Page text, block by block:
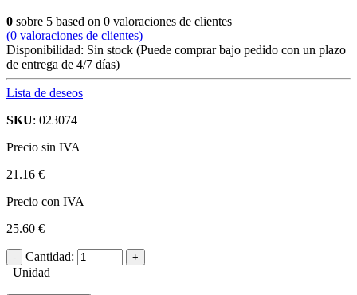
0 sobre 5 based on 0 valoraciones de clientes
(0 valoraciones de clientes)
Disponibilidad: Sin stock (Puede comprar bajo pedido con un plazo
de entrega de 4/7 días)
Lista de deseos
SKU: 023074
Precio sin IVA
21.16 €
Precio con IVA
25.60 €
Cantidad:
Unidad